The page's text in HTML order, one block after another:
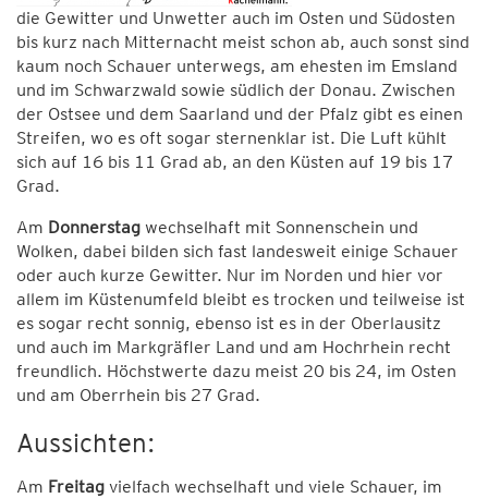
die Gewitter und Unwetter auch im Osten und Südosten
bis kurz nach Mitternacht meist schon ab, auch sonst sind
kaum noch Schauer unterwegs, am ehesten im Emsland
und im Schwarzwald sowie südlich der Donau. Zwischen
der Ostsee und dem Saarland und der Pfalz gibt es einen
Streifen, wo es oft sogar sternenklar ist. Die Luft kühlt
sich auf 16 bis 11 Grad ab, an den Küsten auf 19 bis 17
Grad.
Am Donnerstag wechselhaft mit Sonnenschein und
Wolken, dabei bilden sich fast landesweit einige Schauer
oder auch kurze Gewitter. Nur im Norden und hier vor
allem im Küstenumfeld bleibt es trocken und teilweise ist
es sogar recht sonnig, ebenso ist es in der Oberlausitz
und auch im Markgräfler Land und am Hochrhein recht
freundlich. Höchstwerte dazu meist 20 bis 24, im Osten
und am Oberrhein bis 27 Grad.
Aussichten:
Am Freitag vielfach wechselhaft und viele Schauer, im